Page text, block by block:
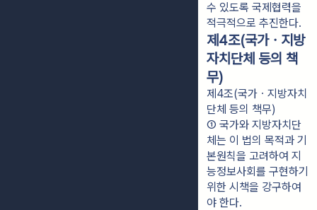
수 있도록 국제협력을
적극적으로 추진한다.
제4조(국가ㆍ지방
자치단체 등의 책
무)
제4조(국가ㆍ지방자치
단체 등의 책무)
① 국가와 지방자치단
체는 이 법의 목적과 기
본원칙을 고려하여 지
능정보사회를 구현하기
위한 시책을 강구하여
야 한다.